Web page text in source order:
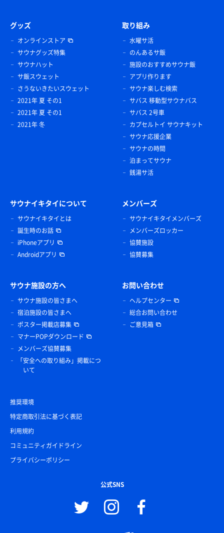
グッズ
オンラインストア
サウナグッズ特集
サウナハット
サ飯スウェット
さうないきたいスウェット
2021年 夏 その1
2021年 夏 その1
2021年 冬
取り組み
水曜サ活
のんあるサ飯
施設のおすすめサウナ飯
アプリ作ります
サウナ楽しむ検索
サバス 移動型サウナバス
サバス 2号車
カプセルトイ サウナキット
サウナ応援企業
サウナの時間
泊まってサウナ
銭湯サ活
サウナイキタイについて
サウナイキタイとは
誕生時のお話
iPhoneアプリ
Androidアプリ
メンバーズ
サウナイキタイメンバーズ
メンバーズロッカー
協賛施設
協賛募集
サウナ施設の方へ
サウナ施設の皆さまへ
宿泊施設の皆さまへ
ポスター掲載店募集
マナーPOPダウンロード
メンバーズ協賛募集
「安全への取り組み」掲載につ
いて
お問い合わせ
ヘルプセンター
総合お問い合わせ
ご意見箱
推奨環境
特定商取引法に基づく表記
利用規約
コミュニティガイドライン
プライバシーポリシー
公式SNS